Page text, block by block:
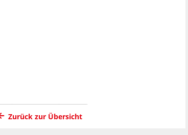
Zurück zur Übersicht